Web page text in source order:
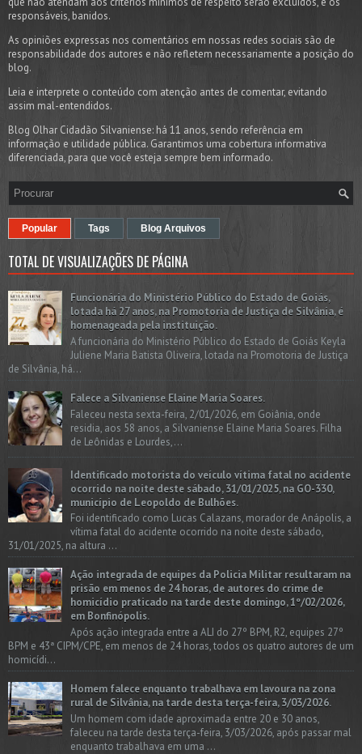
responsáveis, banidos.
As opiniões expressas nos comentários em nossas redes sociais são de
responsabilidade dos autores e não refletem necessariamente a posição do
blog.
Leia e interprete o conteúdo com atenção antes de comentar, evitando
assim mal-entendidos.
Blog Olhar Cidadão Silvaniense: há 11 anos, sendo referência em
informação e utilidade pública. Garantimos uma cobertura informativa
diferenciada, para que você esteja sempre bem informado.
Popular Tags Blog Arquivos
TOTAL DE VISUALIZAÇÕES DE PÁGINA
Funcionária do Ministério Público do Estado de Goiás,
lotada há 27 anos, na Promotoria de Justiça de Silvânia, é
homenageada pela instituição.
A funcionária do Ministério Público do Estado de Goiás Keyla
Juliene Maria Batista Oliveira, lotada na Promotoria de Justiça
de Silvânia, há...
Falece a Silvaniense Elaine Maria Soares.
Faleceu nesta sexta-feira, 2/01/2026, em Goiânia, onde
residia, aos 58 anos, a Silvaniense Elaine Maria Soares. Filha
de Leônidas e Lourdes,...
Identificado motorista do veículo vítima fatal no acidente
ocorrido na noite deste sábado, 31/01/2025, na GO-330,
município de Leopoldo de Bulhões.
Foi identificado como Lucas Calazans, morador de Anápolis, a
vítima fatal do acidente ocorrido na noite deste sábado,
31/01/2025, na altura ...
Ação integrada de equipes da Policia Militar resultaram na
prisão em menos de 24 horas, de autores do crime de
homicídio praticado na tarde deste domingo, 1º/02/2026,
em Bonfinópolis.
Após ação integrada entre a ALI do 27º BPM, R2, equipes 27º
BPM e 43ª CIPM/CPE, em menos de 24 horas, todos os quatro autores de um
homicídi...
Homem falece enquanto trabalhava em lavoura na zona
rural de Silvânia, na tarde desta terça-feira, 3/03/2026.
Um homem com idade aproximada entre 20 e 30 anos,
faleceu na tarde desta terça-feira, 3/03/2026, após passar mal
enquanto trabalhava em uma ...